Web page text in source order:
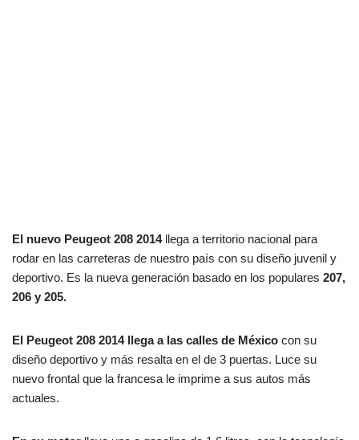
El nuevo Peugeot 208 2014llega a territorio nacional para
rodar en las carreteras de nuestro país con su diseño juvenil y
deportivo. Es la nueva generación basado en los populares 207,
206 y 205.
El Peugeot 208 2014 llega a las calles de México con su
diseño deportivo y más resalta en el de 3 puertas. Luce su
nuevo frontal que la francesa le imprime a sus autos más
actuales.